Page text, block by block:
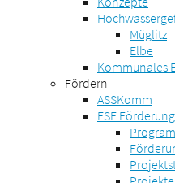
Müglitz
Elbe
Kommunales
Fördern
ASSKomm
ESF